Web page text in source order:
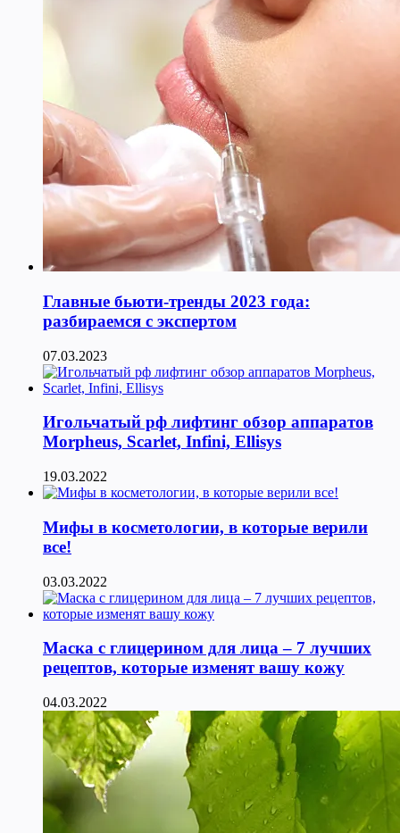
Главные бьюти-тренды 2023 года:
разбираемся с экспертом
07.03.2023
Игольчатый рф лифтинг обзор аппаратов
Morpheus, Scarlet, Infini, Ellisys
19.03.2022
Мифы в косметологии, в которые верили
все!
03.03.2022
Маска с глицерином для лица – 7 лучших
рецептов, которые изменят вашу кожу
04.03.2022